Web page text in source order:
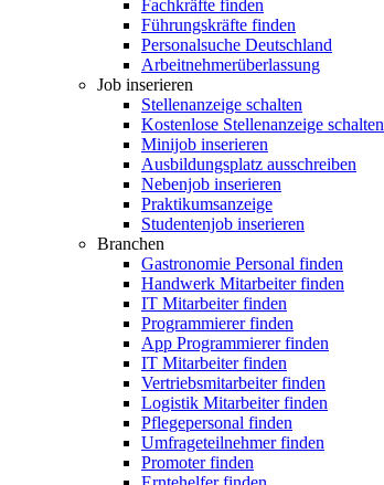
Fachkräfte finden
Führungskräfte finden
Personalsuche Deutschland
Arbeitnehmerüberlassung
Job inserieren
Stellenanzeige schalten
Kostenlose Stellenanzeige schalten
Minijob inserieren
Ausbildungsplatz ausschreiben
Nebenjob inserieren
Praktikumsanzeige
Studentenjob inserieren
Branchen
Gastronomie Personal finden
Handwerk Mitarbeiter finden
IT Mitarbeiter finden
Programmierer finden
App Programmierer finden
IT Mitarbeiter finden
Vertriebsmitarbeiter finden
Logistik Mitarbeiter finden
Pflegepersonal finden
Umfrageteilnehmer finden
Promoter finden